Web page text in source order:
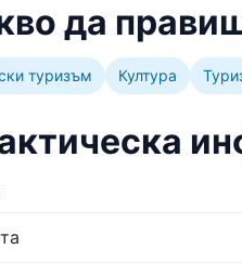
да
туризъм Култура